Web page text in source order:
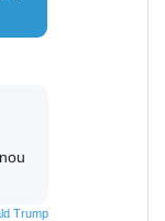
Trump